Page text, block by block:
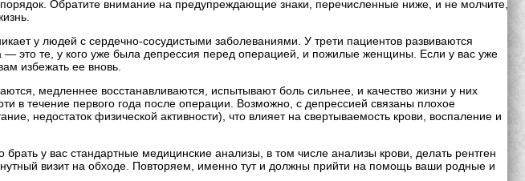
Обратите внимание на предупреждающие знаки, перечисленные ниже, и не молчите,
у людей с сердечно-сосудистыми заболеваниями. У трети пациентов развиваются
это те, у кого уже была депрессия перед операцией, и пожилые женщины. Если у вас уже
избежать ее вновь.
медленнее восстанавливаются, испытывают боль сильнее, и качество жизни у них
течение первого года после операции. Возможно, с депрессией связаны плохое
недостаток физической активности), что влияет на свертываемость крови, воспаление и
у вас стандартные медицинские анализы, в том числе анализы крови, делать рентген
визит на обходе. Повторяем, именно тут и должны прийти на помощь ваши родные и